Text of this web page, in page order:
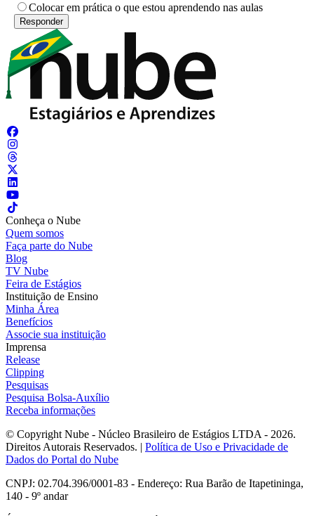
Colocar em prática o que estou aprendendo nas aulas
Conheça o Nube
Quem somos
Faça parte do Nube
Blog
TV Nube
Feira de Estágios
Instituição de Ensino
Minha Área
Benefícios
Associe sua instituição
Imprensa
Release
Clipping
Pesquisas
Pesquisa Bolsa-Auxílio
Receba informações
© Copyright Nube - Núcleo Brasileiro de Estágios LTDA - 2026.
Direitos Autorais Reservados. | Política de Uso e Privacidade de
Dados do Portal do Nube
CNPJ: 02.704.396/0001-83 - Endereço: Rua Barão de Itapetininga,
140 - 9º andar